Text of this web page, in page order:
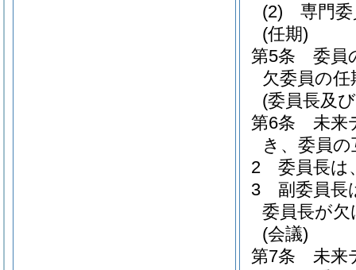
(2)
専門
(任期)
第5条
委員
欠委員の
(委員長及
第6条
未来
き、委員
2
委員長は
3
副委員長
委員長が
(会議)
第7条
未来